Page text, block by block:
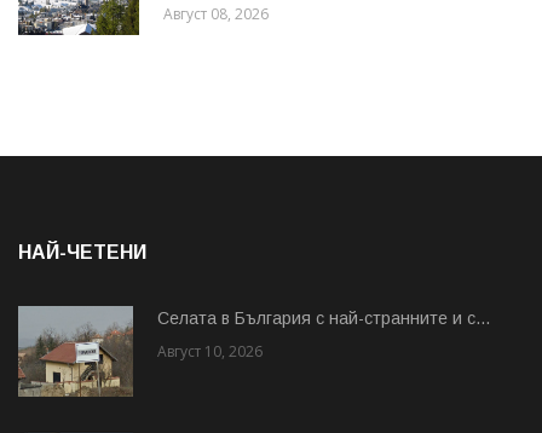
Август 08, 2026
НАЙ-ЧЕТЕНИ
Cелата в България с най-странните и с...
Август 10, 2026